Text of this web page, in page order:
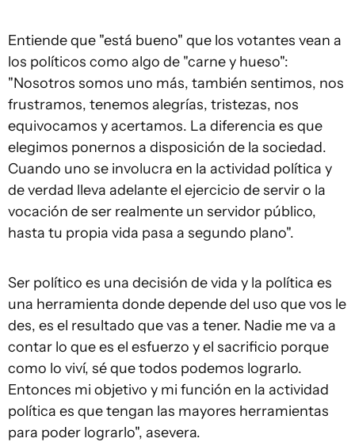
Entiende que "está bueno" que los votantes vean a
los políticos como algo de "carne y hueso":
"Nosotros somos uno más, también sentimos, nos
frustramos, tenemos alegrías, tristezas, nos
equivocamos y acertamos. La diferencia es que
elegimos ponernos a disposición de la sociedad.
Cuando uno se involucra en la actividad política y
de verdad lleva adelante el ejercicio de servir o la
vocación de ser realmente un servidor público,
hasta tu propia vida pasa a segundo plano".
Ser político es una decisión de vida y la política es
una herramienta donde depende del uso que vos le
des, es el resultado que vas a tener. Nadie me va a
contar lo que es el esfuerzo y el sacrificio porque
como lo viví, sé que todos podemos lograrlo.
Entonces mi objetivo y mi función en la actividad
política es que tengan las mayores herramientas
para poder lograrlo", asevera.